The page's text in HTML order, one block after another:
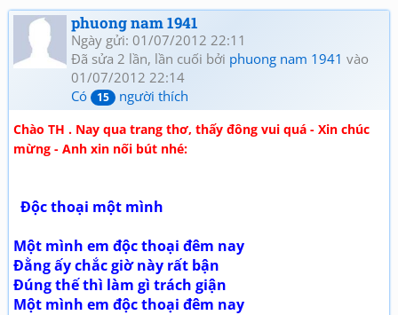
<b>Thơ mới Lê kinh Huyền phần 1</b></font></a></td>
</tr></tbody></table>[/html]
phuong nam 1941
Ngày gửi: 01/07/2012 22:11
Đã sửa 2 lần, lần cuối bởi phuong nam 1941 vào
01/07/2012 22:14
Có
15 người thích
Chào TH . Nay qua trang thơ, thấy đông vui quá - Xin chúc
mừng - Anh xin nối bút nhé:
Độc thoại một mình
Một mình em độc thoại đêm nay
Đằng ấy chắc giờ này rất bận
Đúng thế thì làm gì trách giận
Một mình em độc thoại đêm nay